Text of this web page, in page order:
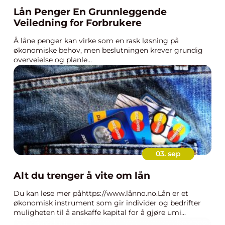
Lån Penger En Grunnleggende
Veiledning for Forbrukere
Å låne penger kan virke som en rask løsning på
økonomiske behov, men beslutningen krever grundig
overveielse og planle...
03. sep
Alt du trenger å vite om lån
Du kan lese mer påhttps://www.lånno.no.Lån er et
økonomisk instrument som gir individer og bedrifter
muligheten til å anskaffe kapital for å gjøre umi...